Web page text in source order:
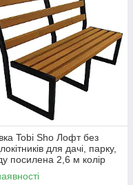
Tobi Sho Лофт без
для дачі, парку,
посилена 2,6 м колір